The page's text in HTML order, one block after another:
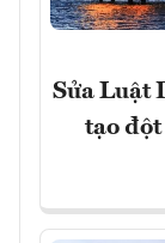
Sửa Luật
tạo đột